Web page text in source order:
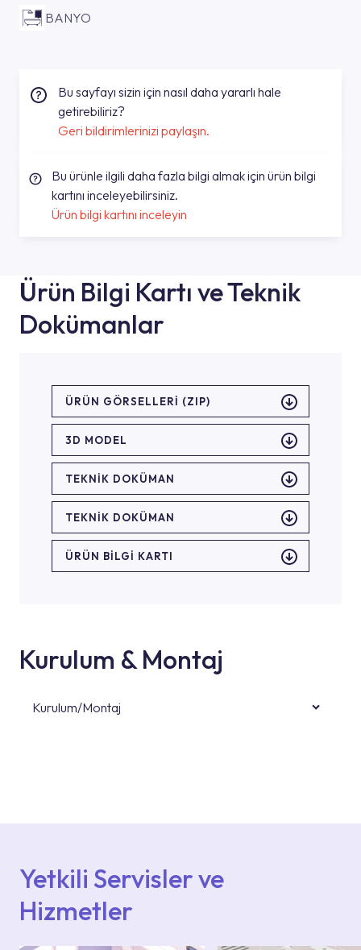
BANYO
Bu sayfayı sizin için nasıl daha yararlı hale
getirebiliriz?
Geri bildirimlerinizi paylaşın.
Bu ürünle ilgili daha fazla bilgi almak için ürün bilgi
kartını inceleyebilirsiniz.
Ürün bilgi kartını inceleyin
Ürün Bilgi Kartı ve Teknik
Dokümanlar
ÜRÜN GÖRSELLERI (ZIP)
3D MODEL
TEKNİK DOKÜMAN
TEKNİK DOKÜMAN
ÜRÜN BILGI KARTI
Kurulum & Montaj
Kurulum/Montaj
Yetkili Servisler ve
Hizmetler